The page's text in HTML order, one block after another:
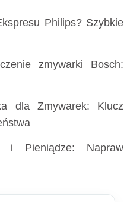
Philips? Szybkie
zmywarki Bosch:
dla Zmywarek: Klucz
i Pieniądze: Napraw